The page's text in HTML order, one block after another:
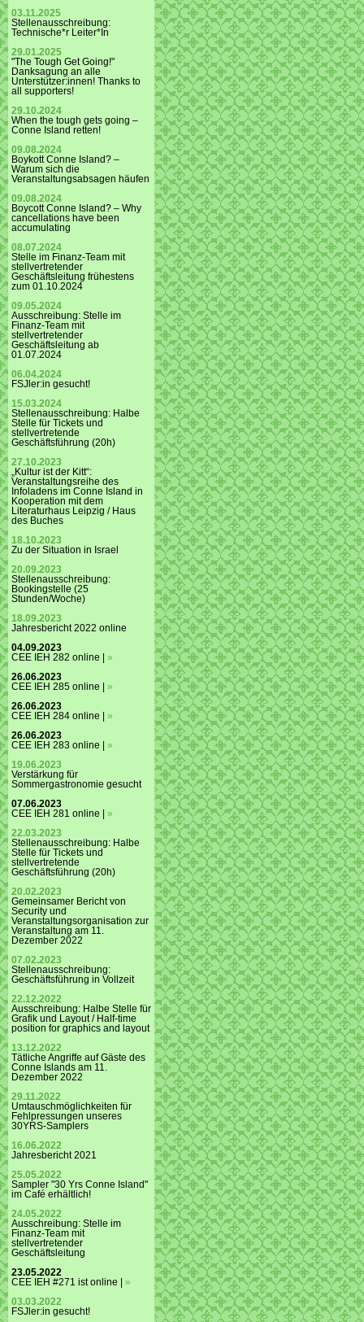
03.11.2025
Stellenausschreibung:
Technische*r Leiter*In
29.01.2025
"The Tough Get Going!"
Danksagung an alle
Unterstützer:innen! Thanks to
all supporters!
29.10.2024
When the tough gets going –
Conne Island retten!
09.08.2024
Boykott Conne Island? –
Warum sich die
Veranstaltungsabsagen häufen
09.08.2024
Boycott Conne Island? – Why
cancellations have been
accumulating
08.07.2024
Stelle im Finanz-Team mit
stellvertretender
Geschäftsleitung frühestens
zum 01.10.2024
09.05.2024
Ausschreibung: Stelle im
Finanz-Team mit
stellvertretender
Geschäftsleitung ab
01.07.2024
06.04.2024
FSJler:in gesucht!
15.03.2024
Stellenausschreibung: Halbe
Stelle für Tickets und
stellvertretende
Geschäftsführung (20h)
27.10.2023
„Kultur ist der Kitt“:
Veranstaltungsreihe des
Infoladens im Conne Island in
Kooperation mit dem
Literaturhaus Leipzig / Haus
des Buches
18.10.2023
Zu der Situation in Israel
20.09.2023
Stellenausschreibung:
Bookingstelle (25
Stunden/Woche)
18.09.2023
Jahresbericht 2022 online
04.09.2023
CEE IEH 282 online | »
26.06.2023
CEE IEH 285 online | »
26.06.2023
CEE IEH 284 online | »
26.06.2023
CEE IEH 283 online | »
19.06.2023
Verstärkung für
Sommergastronomie gesucht
07.06.2023
CEE IEH 281 online | »
22.03.2023
Stellenausschreibung: Halbe
Stelle für Tickets und
stellvertretende
Geschäftsführung (20h)
20.02.2023
Gemeinsamer Bericht von
Security und
Veranstaltungsorganisation zur
Veranstaltung am 11.
Dezember 2022
07.02.2023
Stellenausschreibung:
Geschäftsführung in Vollzeit
22.12.2022
Ausschreibung: Halbe Stelle für
Grafik und Layout / Half-time
position for graphics and layout
13.12.2022
Tätliche Angriffe auf Gäste des
Conne Islands am 11.
Dezember 2022
29.11.2022
Umtauschmöglichkeiten für
Fehlpressungen unseres
30YRS-Samplers
16.06.2022
Jahresbericht 2021
25.05.2022
Sampler "30 Yrs Conne Island"
im Café erhältlich!
24.05.2022
Ausschreibung: Stelle im
Finanz-Team mit
stellvertretender
Geschäftsleitung
23.05.2022
CEE IEH #271 ist online | »
03.03.2022
FSJler:in gesucht!